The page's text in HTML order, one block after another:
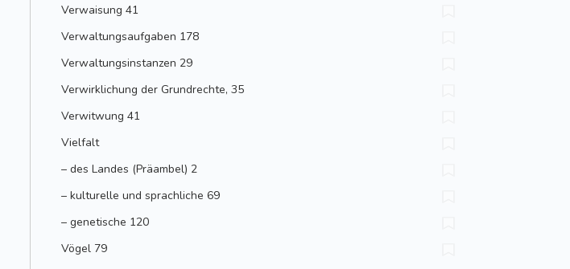
Verwaisung 41
Verwaltungsaufgaben 178
Verwaltungsinstanzen 29
Verwirklichung der Grundrechte, 35
Verwitwung 41
Vielfalt
– des Landes (Präambel) 2
– kulturelle und sprachliche 69
– genetische 120
Vögel 79